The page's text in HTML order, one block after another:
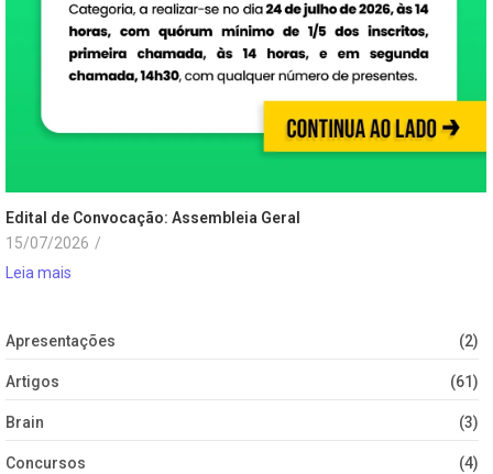
Edital de Convocação: Assembleia Geral
15/07/2026 /
Leia mais
Apresentações (2)
Artigos (61)
Brain (3)
Concursos (4)